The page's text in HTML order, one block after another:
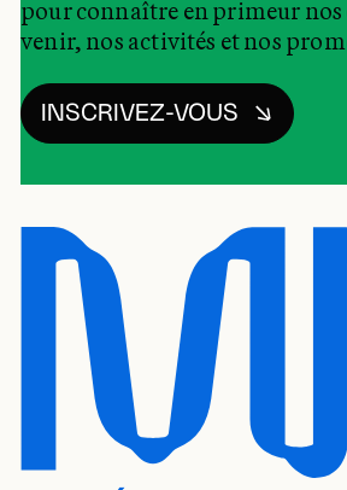
pour connaître en primeur
venir, nos activités et nos
INSCRIVEZ-VOUS